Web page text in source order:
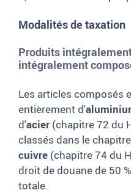
Modalités de taxation
Produits
intégralement
Les articles composés
entièrement d'
d'acier (chapitre 72 du
classés dans le
cuivre (chapitre 74 du
droit de douane de 50
totale.